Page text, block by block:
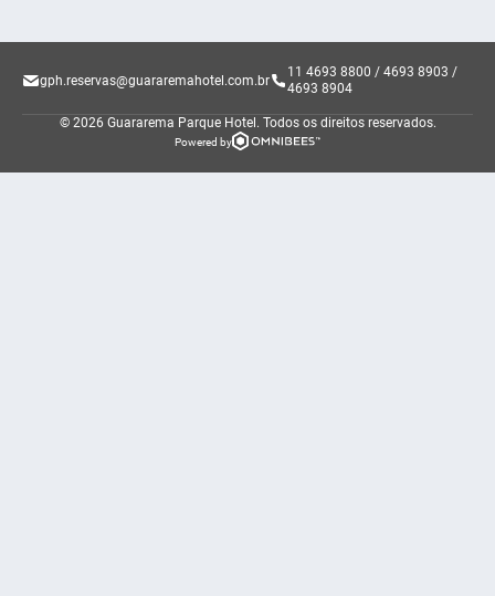
gph.reservas@guararemahotel.com.br
11 4693 8800 / 4693 8903 /
4693 8904
© 2026 Guararema Parque Hotel. Todos os direitos reservados.
Powered by